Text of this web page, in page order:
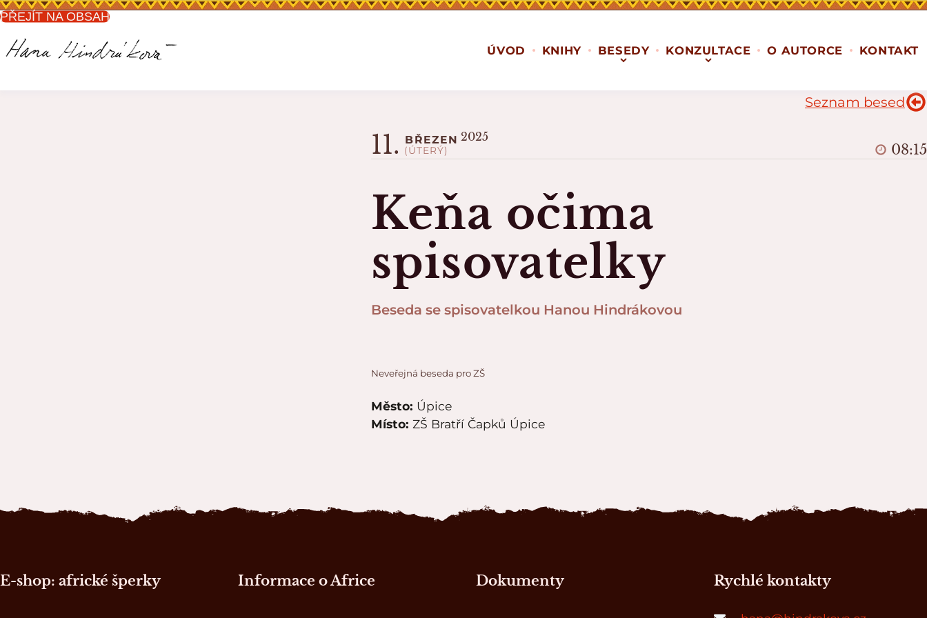
PŘEJÍT NA OBSAH
ÚVOD KNIHY BESEDY KONZULTACE O AUTORCE KONTAKT
Seznam besed
Beseda se spisovatelkou Hanou Hindrákovou
Keňa očima
spisovatelky
11. BŘEZEN
(ÚTERÝ)
2025
08:15
Neveřejná beseda pro ZŠ
Město: Úpice
Místo: ZŠ Bratří Čapků Úpice
Zápatí stránky
E-shop: africké šperky Informace o Africe Dokumenty Rychlé kontakty